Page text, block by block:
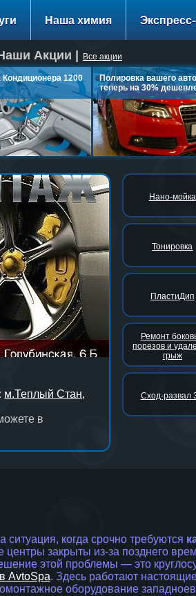
Наша химия
Акции | Все акции
1200
Полировка вашего авто
теперь на 30% дешевле!
Нано-мойка
Тонировка
ПластиДип
Ремонт
порезов и
грыж
Сход-развал
м.Теплый Стан,
в
когда срочно требуются
закрыты из-за позднего
этой проблемы — это
AvtoSpa. Здесь работают
оборудование